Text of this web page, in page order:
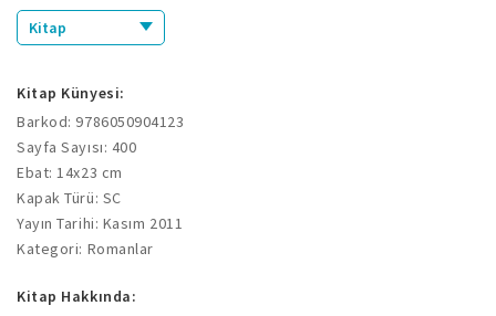
Kitap
Kitap Künyesi:
Barkod: 9786050904123
Sayfa Sayısı: 400
Ebat: 14x23 cm
Kapak Türü: SC
Yayın Tarihi: Kasım 2011
Kategori: Romanlar
Kitap Hakkında: